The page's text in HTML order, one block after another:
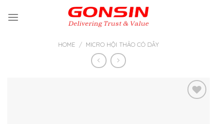
HOME / MICRO HỘI THẢO CÓ DÂY